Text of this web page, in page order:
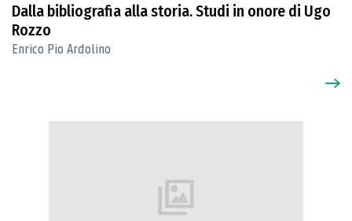
Dalla bibliografia alla storia. Studi in onore di Ugo
Rozzo
Enrico Pio Ardolino